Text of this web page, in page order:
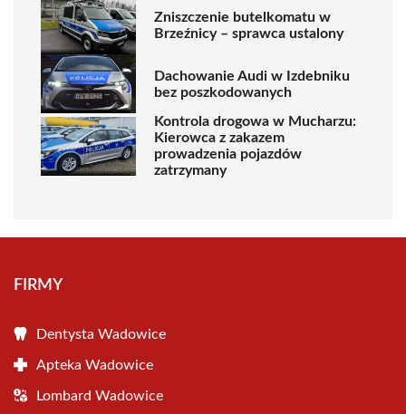
Zniszczenie butelkomatu w
Brzeźnicy – sprawca ustalony
Dachowanie Audi w Izdebniku
bez poszkodowanych
Kontrola drogowa w Mucharzu:
Kierowca z zakazem
prowadzenia pojazdów
zatrzymany
FIRMY
Dentysta Wadowice
Apteka Wadowice
Lombard Wadowice